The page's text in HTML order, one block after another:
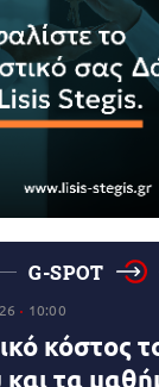
G-SPOT
10:00
κόστος
τα